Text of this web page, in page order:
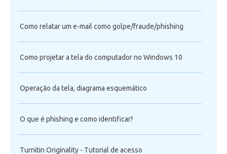
Como relatar um e-mail como golpe/fraude/phishing
Como projetar a tela do computador no Windows 10
Operação da tela, diagrama esquemático
O que é phishing e como identificar?
Turnitin Originality - Tutorial de acesso